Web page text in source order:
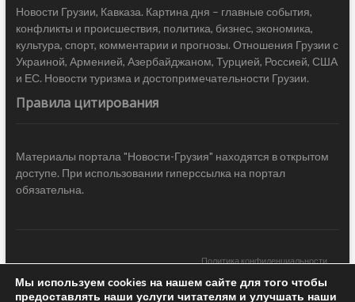
Новости Грузии, Кавказа. Картина дня – главные события,
конфликты и происшествия, политика, бизнес, экономика,
культура, спорт, комментарии и прогнозы. Отношения Грузии с
Украиной, Арменией, Азербайджаном, Турцией, Россией, США
и ЕС. Новости туризма и достопримечательности Грузии.
Правила цитирования
Материалы портала "Новости-Грузия" находятся в открытом
доступе. При использовании гиперссылка на портал
обязательна.
Политика конфиденциальности
Новости Грузии| Black Sea Press LTD © 2020 All Rights Reserved /
Мы используем cookies на нашем сайте для того чтобы
предоставлять наши услуги читателям и улучшать наши